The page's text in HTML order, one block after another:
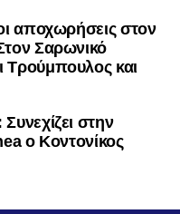
αποχωρήσεις στον
Σαρωνικό
Τρούμπουλος και
στην
ο Κοντονίκος